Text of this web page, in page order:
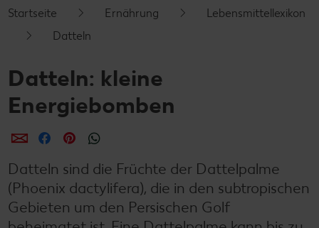
Startseite Ernährung
Lebensmittellexikon
Datteln
Datteln: kleine
Energiebomben
per E-Mail teilen
per Facebook teilen
per Pinterest teilen
Datteln sind die Früchte der Dattelpalme
(Phoenix dactylifera), die in den subtropischen
Gebieten um den Persischen Golf